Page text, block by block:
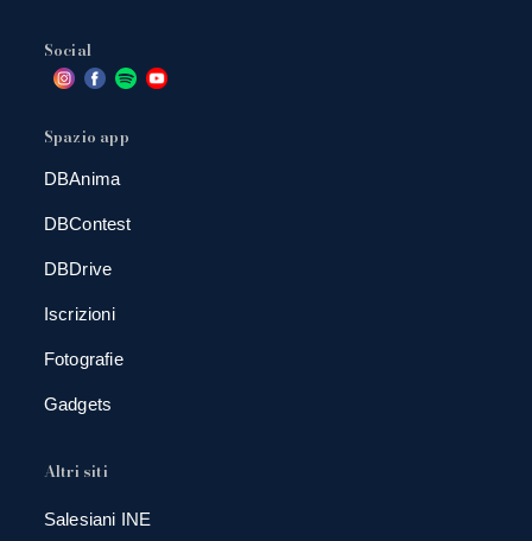
Social
Spazio app
DBAnima
DBContest
DBDrive
Iscrizioni
Fotografie
Gadgets
Altri siti
Salesiani INE